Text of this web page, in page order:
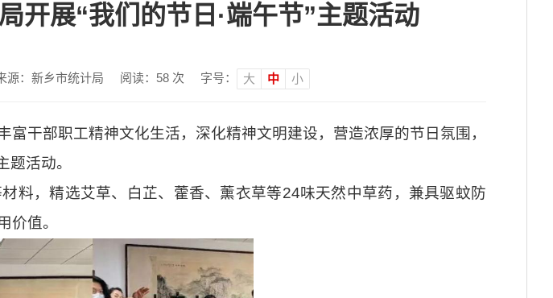
展“我们的节日·端午节”主题活动
源：新乡市统计局 阅读： 58 次 字号： 大 中 小
干部职工精神文化生活，深化精神文明建设，营造浓厚的节日氛围，
题活动。
料，精选艾草、白芷、藿香、薰衣草等24味天然中草药，兼具驱蚊防
价值。